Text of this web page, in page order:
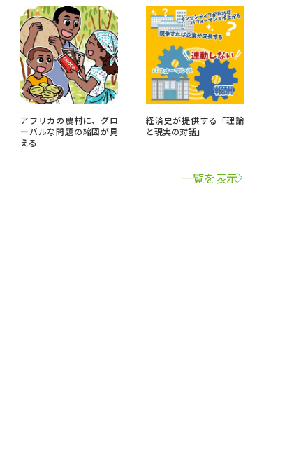
アフリカの農村に、グロ
ーバルな問題の縮図が見
える
経済史が提供する「理論
と現実の対話」
一覧を表示